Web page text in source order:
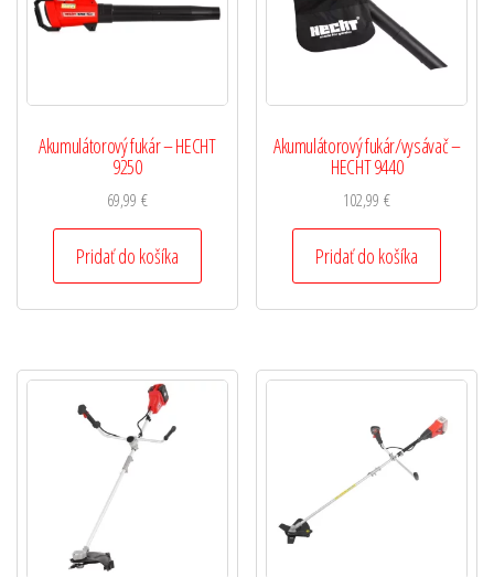
Akumulátorový fukár – HECHT
9250
69,99 €
Pridať do košíka
Akumulátorový fukár/vysávač –
HECHT 9440
102,99€
Pridať do košíka